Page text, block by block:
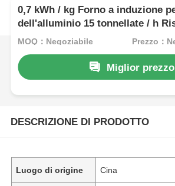
0,7 kWh / kg Forno a induzione
dell'alluminio 15 tonnellate / h
elettrico ad acqua circolante
MOQ：Negoziabile Prezzo：
Miglior prezzo
DESCRIZIONE DI PRODOTTO
Luogo di origine Cina